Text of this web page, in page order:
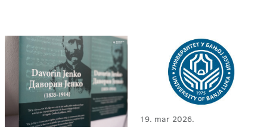
19. mar 2026.